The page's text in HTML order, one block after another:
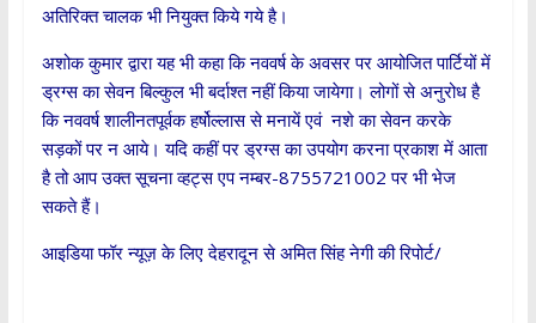
अतिरिक्त चालक भी नियुक्त किये गये है।
अशोक कुमार द्वारा यह भी कहा कि नववर्ष के अवसर पर आयोजित पार्टियों में
ड्रग्स का सेवन बिल्कुल भी बर्दाश्त नहीं किया जायेगा। लोगों से अनुरोध है
कि नववर्ष शालीनतपूर्वक हर्षोल्लास से मनायें एवं नशे का सेवन करके
सड़कों पर न आये। यदि कहीं पर ड्रग्स का उपयोग करना प्रकाश में आता
है तो आप उक्त सूचना व्हट्स एप नम्बर-8755721002 पर भी भेज
सकते हैं।
आइडिया फॉर न्यूज़ के लिए देहरादून से अमित सिंह नेगी की रिपोर्ट/